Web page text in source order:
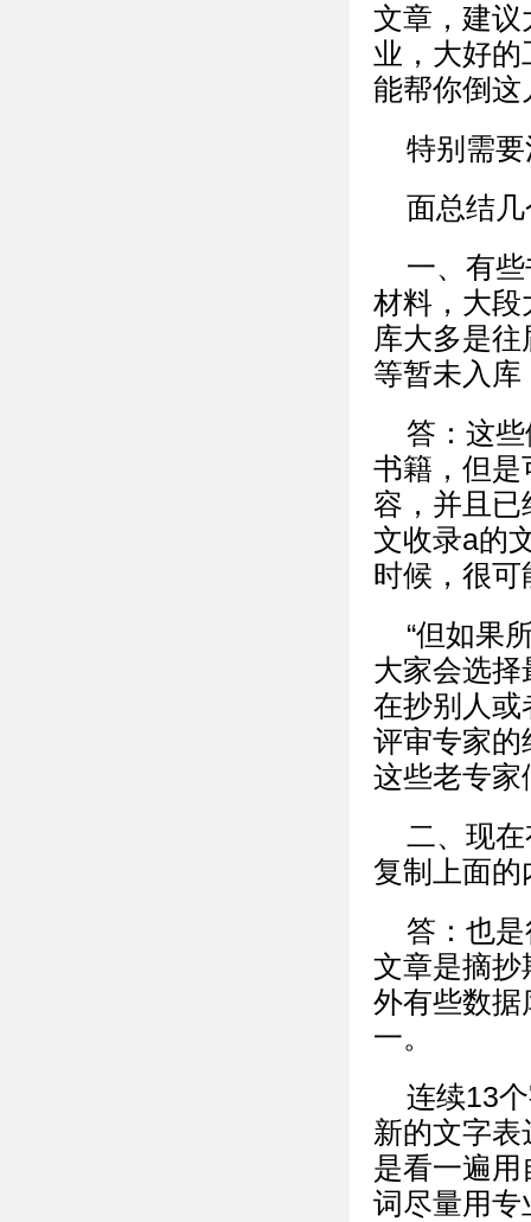
文章，建议
业，大好
能帮你倒这
特别需
面总结
一、有
材料，大段
库大多是
等暂未入库
答：这
书籍，但是
容，并且已
文收录a的
时候，很
“但如果
大家会选择
在抄别人或
评审专家的
这些老专家
二、现
复制上面的
答：也
文章是摘抄
外有些数据
一。
连续13
新的文字
是看一遍
词尽量用专